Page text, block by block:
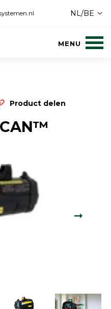
NL/BE
Product delen